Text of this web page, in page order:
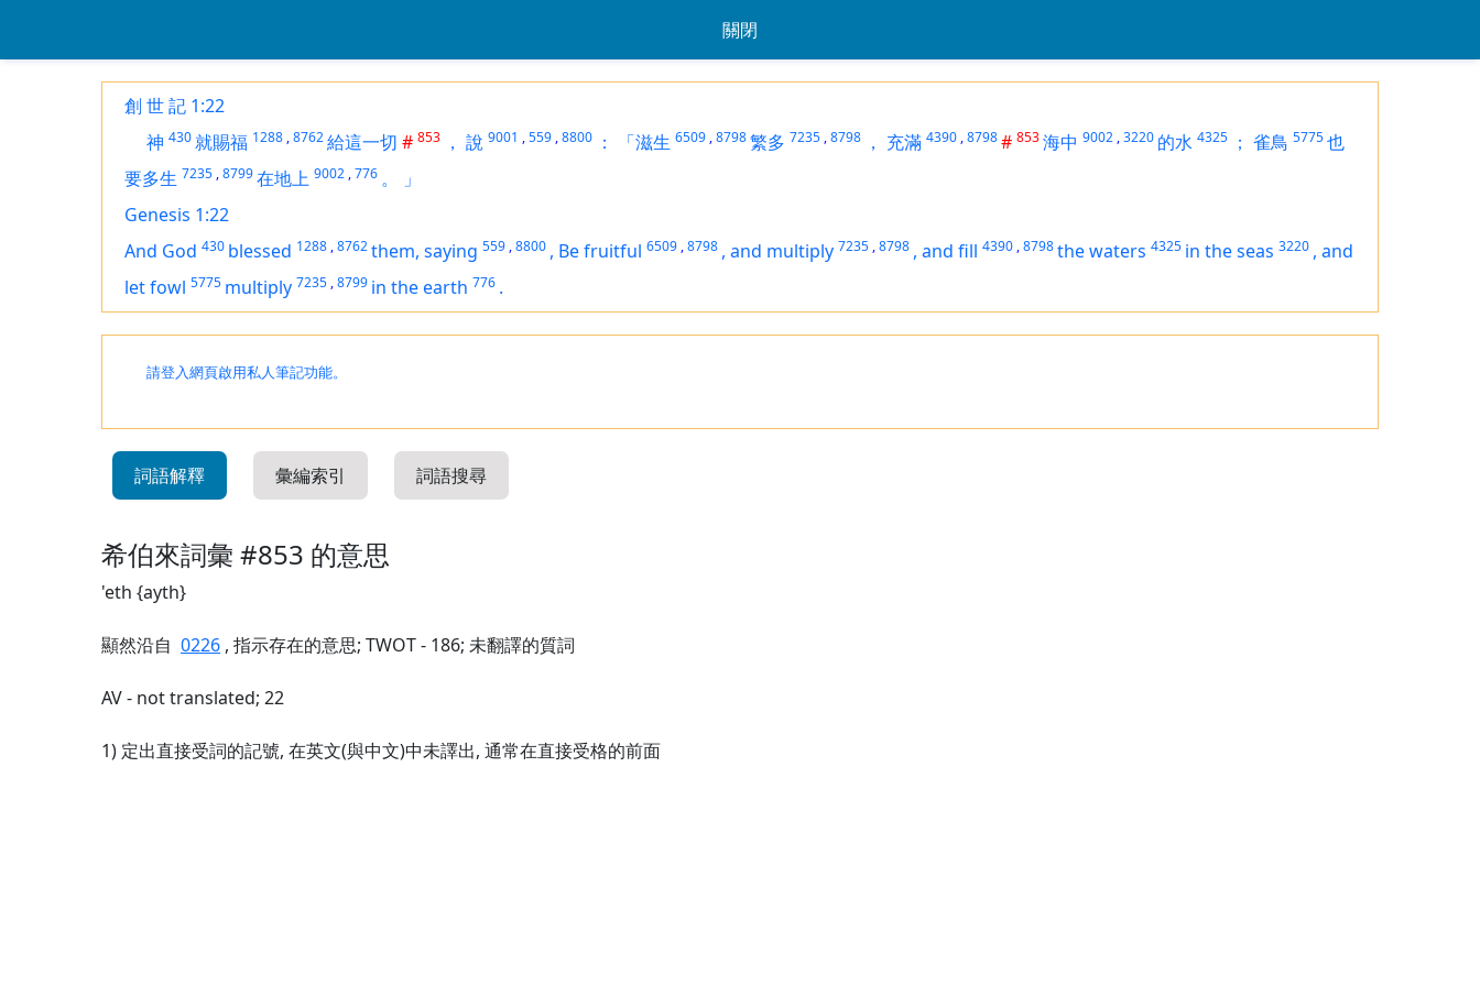
關閉
創 世 記 1:22
神 430就賜福 1288 ,8762給這一切 # 853 ， 說 9001 ,559 ,8800 ： 「滋生 6509 ,8798繁多 7235 ,8798 ， 充滿 4390 ,8798# 853海中 9002 ,3220 的水 4325 ； 雀鳥 5775也
要多生 7235 ,8799在地上 9002 ,776 。
」
Genesis 1:22
And God 430 blessed 1288 ,8762them, saying 559 ,8800 , Be fruitful 6509 ,8798 , and multiply 7235 ,8798 , and fill 4390 ,8798the waters 4325 in the seas 3220 , and
let fowl 5775 multiply 7235 ,8799 in the earth 776 .
請登入網頁啟用私人筆記功能。
詞語解釋 彙編索引 詞語搜尋
希伯來詞彙 #853 的意思
'eth {ayth}
顯然沿自 0226 , 指示存在的意思; TWOT - 186; 未翻譯的質詞
AV - not translated; 22
1) 定出直接受詞的記號, 在英文(與中文)中未譯出, 通常在直接受格的前面